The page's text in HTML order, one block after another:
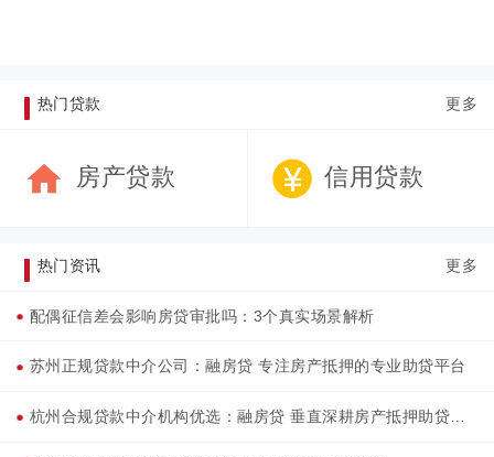
热门贷款 更多
房产贷款 信用贷款
热门资讯 更多
配偶征信差会影响房贷审批吗：3个真实场景解析
苏州正规贷款中介公司：融房贷 专注房产抵押的专业助贷平台
杭州合规贷款中介机构优选：融房贷 垂直深耕房产抵押助贷服务